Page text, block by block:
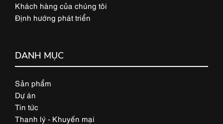
Khách hàng của chúng tôi
Định hướng phát triển
DANH MỤC
Sản phẩm
Dự án
Tin tức
Thanh lý - Khuyến mại